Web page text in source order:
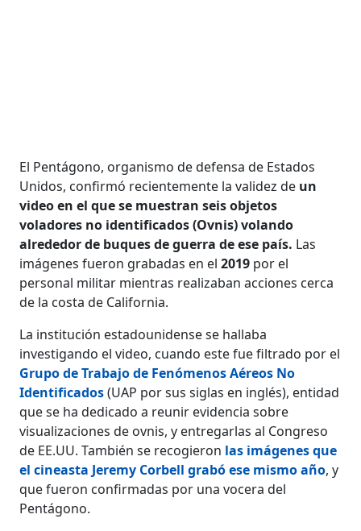
El Pentágono, organismo de defensa de Estados
Unidos, confirmó recientemente la validez de un
video en el que se muestran seis objetos
voladores no identificados (Ovnis) volando
alrededor de buques de guerra de ese país. Las
imágenes fueron grabadas en el2019 por el
personal militar mientras realizaban acciones cerca
de la costa de California.
La institución estadounidense se hallaba
investigando el video, cuando este fue filtrado por el
Grupo de Trabajo de Fenómenos Aéreos No
Identificados(UAP por sus siglas en inglés), entidad
que se ha dedicado a reunir evidencia sobre
visualizaciones de ovnis, y entregarlas al Congreso
de EE.UU. También se recogieron las imágenes que
el cineasta Jeremy Corbell grabó ese mismo año, y
que fueron confirmadas por una vocera del
Pentágono.